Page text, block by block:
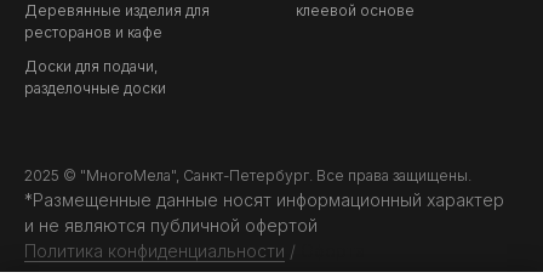
Деревянные изделия для
ресторанов и кафе
Доски для подачи,
разделочные доски
клеевой основе
2025 © "МногоМела", Санкт-Петербург. Все права защищены.
*Размещенные данные носят информационный характер
и не являются публичной офертой
Политика конфиденциальности /